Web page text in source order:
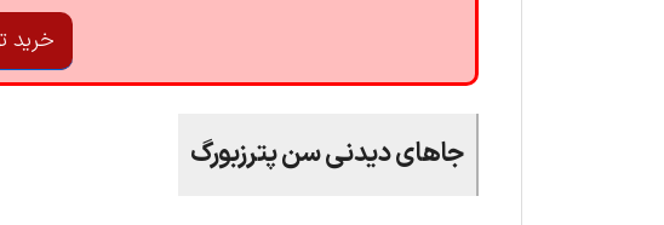
خرید
جاهای دیدنی سن پترزبورگ